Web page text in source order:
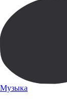
Музыка